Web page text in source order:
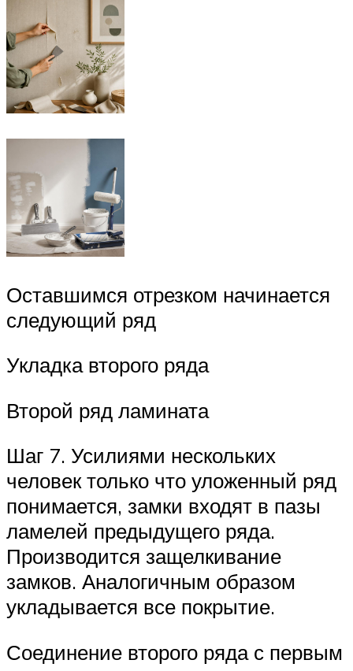
Оставшимся отрезком начинается
следующий ряд
Укладка второго ряда
Второй ряд ламината
Шаг 7. Усилиями нескольких
человек только что уложенный ряд
понимается, замки входят в пазы
ламелей предыдущего ряда.
Производится защелкивание
замков. Аналогичным образом
укладывается все покрытие.
Соединение второго ряда с первым